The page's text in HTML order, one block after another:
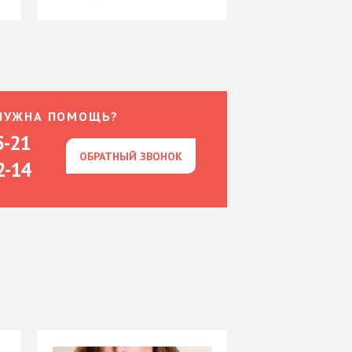
ПОМОЩЬ?
21
14
ОБРАТНЫЙ ЗВОНОК
ОБРАТНЫЙ ЗВОНОК